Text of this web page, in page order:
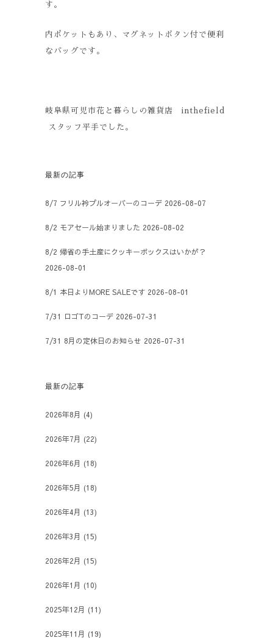
す。
内ポケットもあり、マグネットボタン付で便利
なバッグです。
岐阜県可児市花と暮らしの雑貨店 inthefield
スタッフ平手でした。
最新の記事
8/7 フリル衿プルオーバーのコーデ 2026-08-07
8/2 モアセール始まりました 2026-08-02
8/2 帰省の手土産にクッキーボックスはいかが？
2026-08-01
8/1 本日よりMORE SALEです 2026-08-01
7/31 ロゴTのコーデ 2026-07-31
7/31 8月の定休日のお知らせ 2026-07-31
最新の記事
2026年8月 (4)
2026年7月 (22)
2026年6月 (18)
2026年5月 (18)
2026年4月 (13)
2026年3月 (15)
2026年2月 (15)
2026年1月 (10)
2025年12月 (11)
2025年11月 (19)